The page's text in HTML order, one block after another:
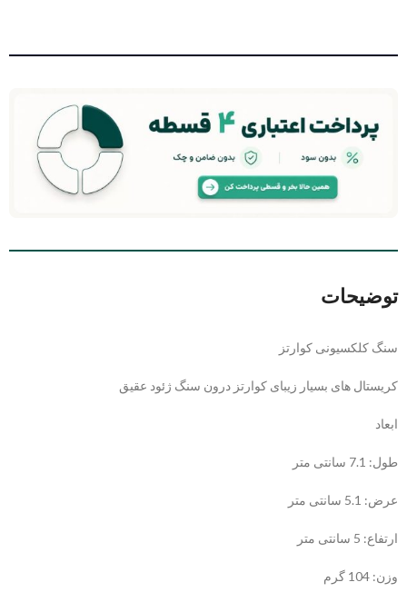
توضیحات
سنگ کلکسیونی کوارتز
کریستال های بسیار زیبای کوارتز درون سنگ ژئود عقیق
ابعاد
طول: 7.1 سانتی متر
عرض: 5.1 سانتی متر
ارتفاع: 5 سانتی متر
وزن: 104 گرم